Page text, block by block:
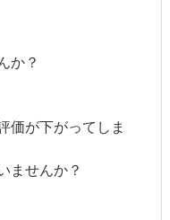
か？
価が下がってしま
ませんか？